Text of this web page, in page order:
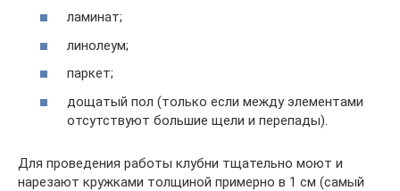
ламинат;
линолеум;
паркет;
дощатый пол (только если между элементами
отсутствуют большие щели и перепады).
Для проведения работы клубни тщательно моют и
нарезают кружками толщиной примерно в 1 см (самый